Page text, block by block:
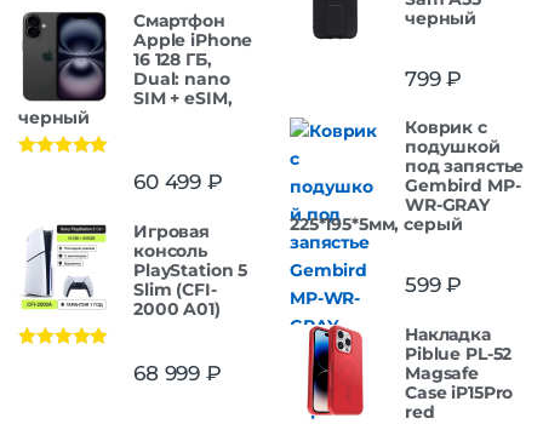
Смартфон
Apple iPhone
16 128 ГБ,
Dual: nano
SIM + eSIM,
черный
60 499 ₽
Игровая
консоль
PlayStation 5
Slim (CFI-
2000 A01)
68 999 ₽
черный
799₽
Коврик с
подушкой
под запястье
Gembird MP-
WR-GRAY
225*195*5мм, серый
599₽
Накладка
Piblue PL-52
Magsafe
Case iP15Pro
red